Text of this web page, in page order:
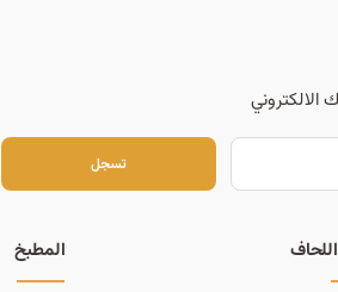
تسجل
تسجل
المطبخ